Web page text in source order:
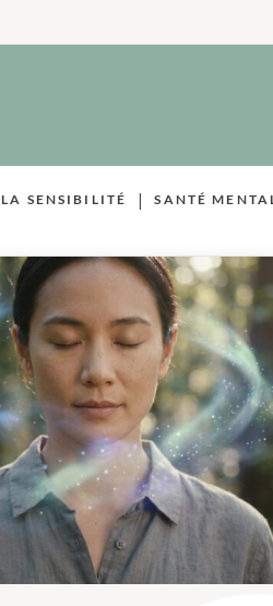
SENSIBILITÉ | SANTÉ